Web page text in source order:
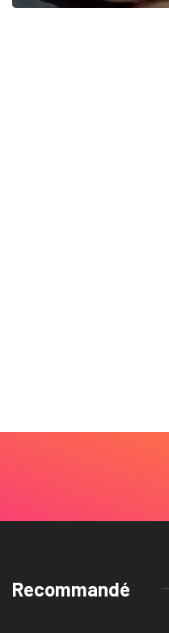
Recommandé